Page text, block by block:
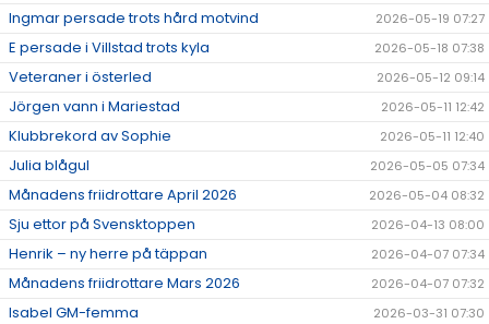
Ingmar persade trots hård motvind 2026-05-19 07:27
E persade i Villstad trots kyla 2026-05-18 07:38
Veteraner i österled 2026-05-12 09:14
Jörgen vann i Mariestad 2026-05-11 12:42
Klubbrekord av Sophie 2026-05-11 12:40
Julia blågul 2026-05-05 07:34
Månadens friidrottare April 2026 2026-05-04 08:32
Sju ettor på Svensktoppen 2026-04-13 08:00
Henrik – ny herre på täppan 2026-04-07 07:34
Månadens friidrottare Mars 2026 2026-04-07 07:32
Isabel GM-femma 2026-03-31 07:30